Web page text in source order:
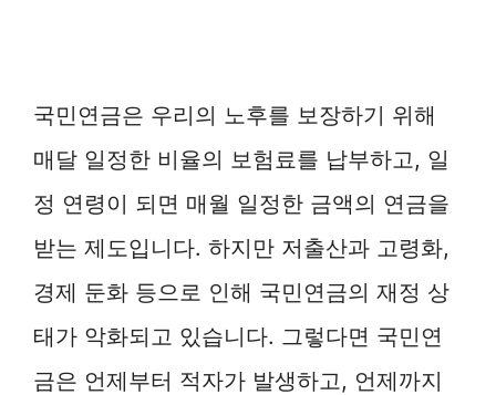
국민연금은 우리의 노후를 보장하기 위해
매달 일정한 비율의 보험료를 납부하고, 일
정 연령이 되면 매월 일정한 금액의 연금을
받는 제도입니다. 하지만 저출산과 고령화,
경제 둔화 등으로 인해 국민연금의 재정 상
태가 악화되고 있습니다. 그렇다면 국민연
금은 언제부터 적자가 발생하고, 언제까지